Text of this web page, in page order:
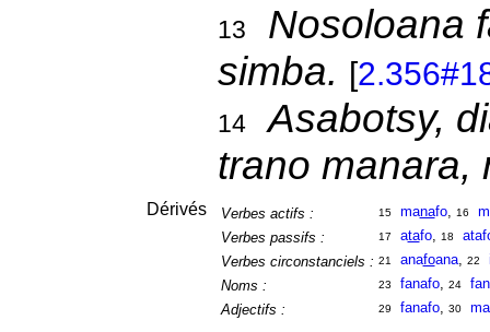
13
Nosoloana
simba. [
14
Asabotsy,
trano
Dérivés Verbes actifs : 15 manafo, 16
Verbes passifs :
17 atafo, 18
Verbes circonstanciels : 21 anafoana, 22
Noms :
23 fanafo, 24
Adjectifs :
29 fanafo, 30